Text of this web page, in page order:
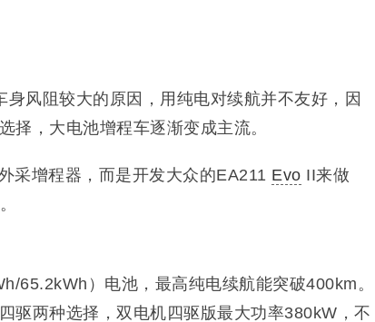
风阻较大的原因，用纯电对续航并不友好，因
择，大电池增程车逐渐变成主流。
采增程器，而是开发大众的EA211 Evo II来做
65.2kWh）电池，最高纯电续航能突破400km。
驱两种选择，双电机四驱版最大功率380kW，不